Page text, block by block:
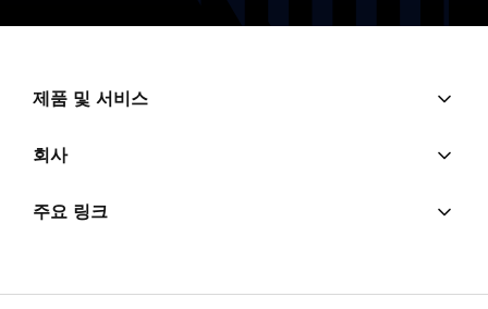
제품 및 서비스
회사
주요 링크